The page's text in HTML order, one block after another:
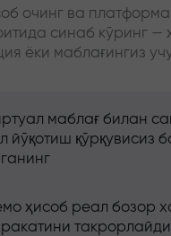
очинг ва
синаб кўринг —
ёки маблағингиз
маблағ билан
йўқотиш қўрқувисиз
ҳисоб реал бозор